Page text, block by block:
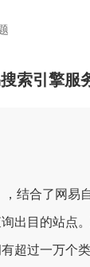
索引擎服
结合了网
出目的站点
超过一万个